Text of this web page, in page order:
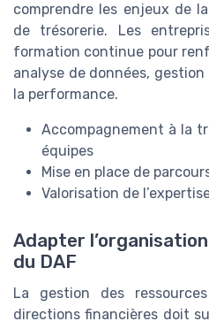
comprendre les enjeux de
de trésorerie. Les
formation continue pour
analyse de données,
la performance.
Accompagnement à la
équipes
Mise en place de
Valorisation de
Adapter
du DAF
La gestion des
directions financières doit